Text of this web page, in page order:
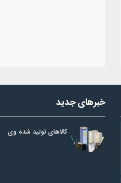
خبرهای جدید
کالاهای تولید شده وی